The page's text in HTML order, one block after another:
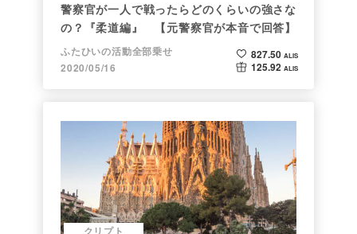
警察官が一人で戦ったらどのくらいの強さな
の？『柔道編』 【元警察官が本音で回答】
ふたひいの活動全部乗せ
2020/05/16
827.50 ALIS
125.92 ALIS
クリプト